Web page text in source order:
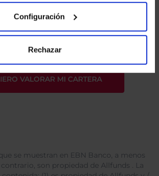
Configuración
Rechazar
de privacidad
y consiento el
mis datos personales.
se muestran en EBN Banco, a menos
son propiedad de Allfunds . La